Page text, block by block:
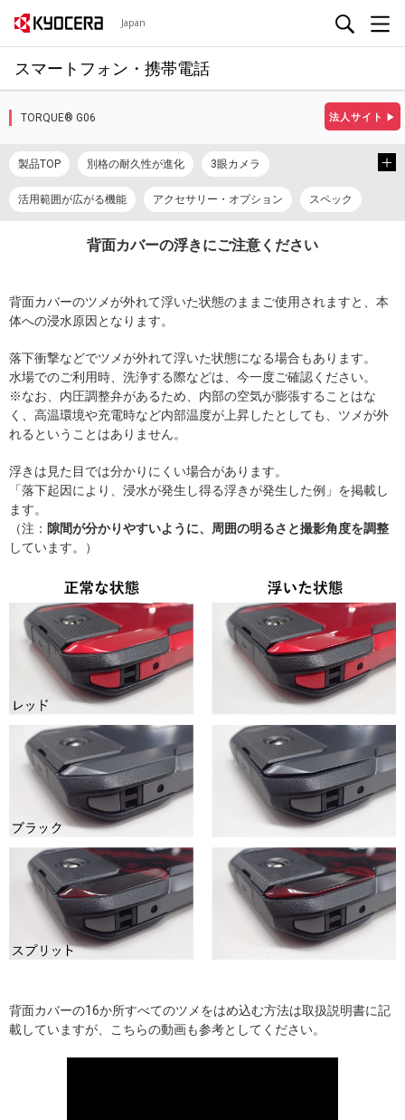
Japan
スマートフォン・携帯電話
法人サイト ▶
TORQUE® G06
製品TOP 別格の耐久性が進化 3眼カメラ
活用範囲が広がる機能 アクセサリー・オプション スペック
長くお使いいただくために プロモーションビデオ
背面カバーの浮きにご注意ください
背面カバーのツメが外れて浮いた状態のままご使用されますと、本
体への浸水原因となります。
落下衝撃などでツメが外れて浮いた状態になる場合もあります。
水場でのご利用時、洗浄する際などは、今一度ご確認ください。
※なお、内圧調整弁があるため、内部の空気が膨張することはな
く、高温環境や充電時など内部温度が上昇したとしても、ツメが外
れるということはありません。
浮きは見た目では分かりにくい場合があります。
「落下起因により、浸水が発生し得る浮きが発生した例」を掲載し
ます。
（注： 隙間が分かりやすいように、周囲の明るさと撮影角度を調整
しています。）
背面カバーの16か所すべてのツメをはめ込む方法は取扱説明書に記
載していますが、こちらの動画も参考としてください。